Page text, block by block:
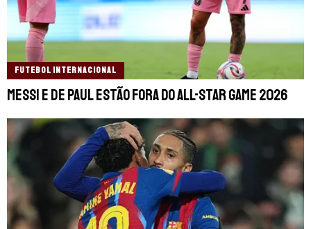
FUTEBOL INTERNACIONAL
Messi e De Paul estão fora do All-Star Game 2026